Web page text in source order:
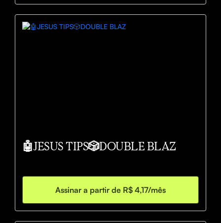
🤖JESUS TIPS🎲DOUBLE BLAZ
Assinar a partir de R$ 4,17/mês